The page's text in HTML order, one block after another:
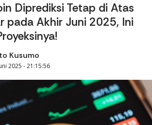
Diprediksi Tetap di Atas
pada Akhir Juni 2025, Ini
Kusumo
2025 - 21:15:56